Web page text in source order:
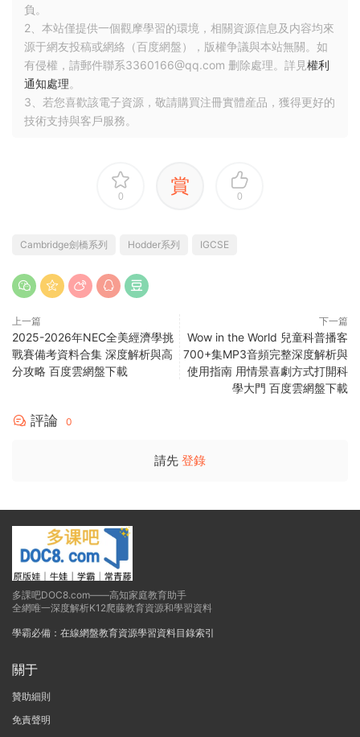
負。
2、本站僅提供一個觀摩學習的環境，相關資源信息及内容均來
源于網友投稿或網絡（百度網盤），版權争議與本站無關。如
有侵權，請郵件聯系3360166@qq.com 删除處理。詳見權利
通知處理。
3、若您喜歡該電子資源，敬請購買注冊實體産品，獲得更好的
技術支持與客戶服務。
0 賞 0
Cambridge劍橋系列 Hodder系列 IGCSE
上一篇
2025-2026年NEC全美經濟學挑
戰賽備考資料合集 深度解析與高
分攻略 百度雲網盤下載
下一篇
Wow in the World 兒童科普播客
700+集MP3音頻完整深度解析與
使用指南 用情景喜劇方式打開科
學大門 百度雲網盤下載
評論 0
請先 登錄
多課吧DOC8.com——高知家庭教育助手
全網唯一深度解析K12爬藤教育資源和學習資料
學霸必備：在線網盤教育資源學習資料目錄索引
關于
贊助細則
免責聲明